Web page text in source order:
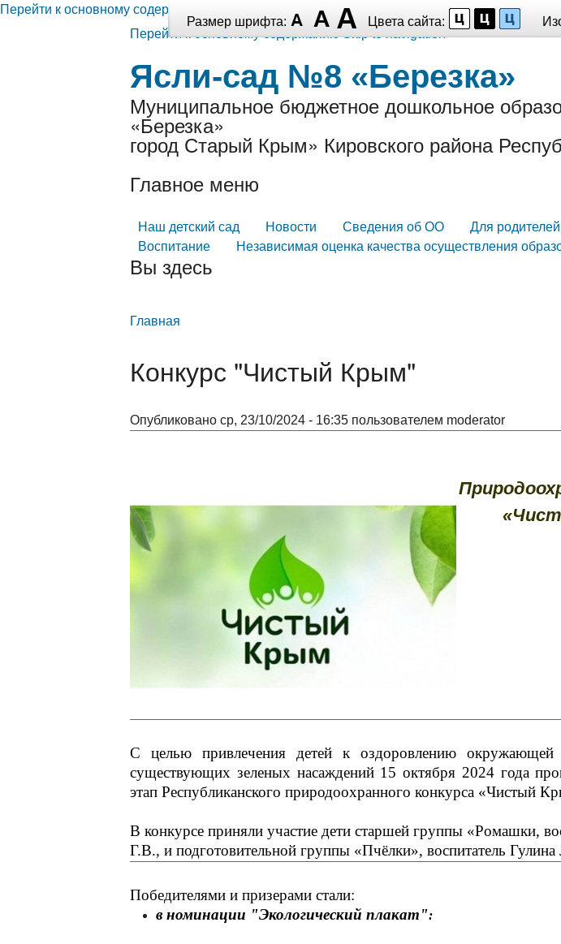
Перейти к основному содержанию
Размер шрифта:
Цвета сайта:
Перейти к основному содержанию Skip to navigation
Ясли-сад №8 «Березка»
Муниципальное бюджетное дошкольное
«Березка»
город Старый Крым» Кировского района
Главное меню
Наш детский сад Новости Сведения об ОО Для родителей
Воспитание
Независимая оценка качества осуществления
Вы здесь
Главная
Конкурс "Чистый Крым"
Опубликовано ср, 23/10/2024 - 16:35 пользователем moderator
С целью привлечения детей к оздоровлению окружающей
существующих зеленых насаждений 15 октября 2024 года
этап Республиканского природоохранного конкурса «Чистый
В конкурсе приняли участие дети старшей группы «Ромашки,
Г.В., и подготовительной группы «Пчёлки», воспитатель
Победителями и призерами стали:
в номинации "Экологический плакат":